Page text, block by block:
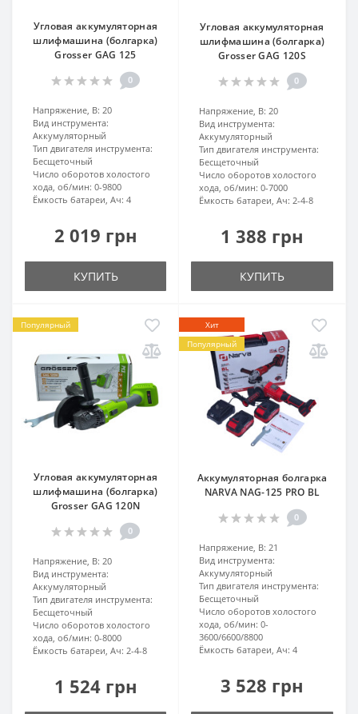
Угловая аккумуляторная
шлифмашина (болгарка)
Grosser GAG 125
0
Напряжение, В: 20
Вид инструмента:
Аккумуляторный
Тип двигателя инструмента:
Бесщеточный
Число оборотов холостого
хода, об/мин: 0-9800
Ёмкость батареи, Ач: 4
2 019 грн
КУПИТЬ
Угловая аккумуляторная
шлифмашина (болгарка)
Grosser GAG 120S
0
Напряжение, В: 20
Вид инструмента:
Аккумуляторный
Тип двигателя инструмента:
Бесщеточный
Число оборотов холостого
хода, об/мин: 0-7000
Ёмкость батареи, Ач: 2-4-8
1 388 грн
КУПИТЬ
Популярный
Угловая аккумуляторная
шлифмашина (болгарка)
Grosser GAG 120N
0
Напряжение, В: 20
Вид инструмента:
Аккумуляторный
Тип двигателя инструмента:
Бесщеточный
Число оборотов холостого
хода, об/мин: 0-8000
Ёмкость батареи, Ач: 2-4-8
1 524 грн
Хит
Популярный
Аккумуляторная болгарка
NARVA NAG-125 PRO BL
0
Напряжение, В: 21
Вид инструмента:
Аккумуляторный
Тип двигателя инструмента:
Бесщеточный
Число оборотов холостого
хода, об/мин: 0-
3600/6600/8800
Ёмкость батареи, Ач: 4
3 528 грн